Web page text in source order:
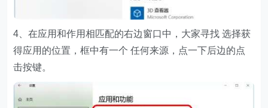
4、在应用和作用相匹配的右边窗口中，大家寻找 选择获
得应用的位置，框中有一个 任何来源，点一下后边的点
击按键。